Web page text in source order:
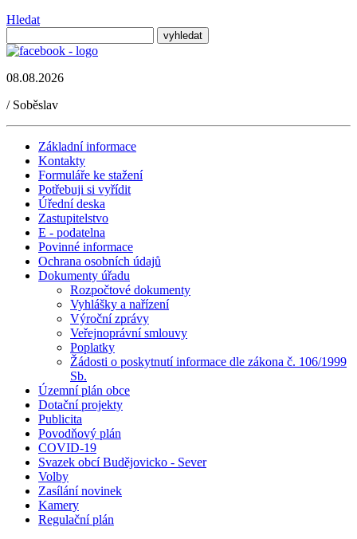
Hledat
08.08.2026
/Soběslav
Základní informace
Kontakty
Formuláře ke stažení
Potřebuji si vyřídit
Úřední deska
Zastupitelstvo
E - podatelna
Povinné informace
Ochrana osobních údajů
Dokumenty úřadu
Rozpočtové dokumenty
Vyhlášky a nařízení
Výroční zprávy
Veřejnoprávní smlouvy
Poplatky
Žádosti o poskytnutí informace dle zákona č. 106/1999
Sb.
Územní plán obce
Dotační projekty
Publicita
Povodňový plán
COVID-19
Svazek obcí Budějovicko - Sever
Volby
Zasílání novinek
Kamery
Regulační plán